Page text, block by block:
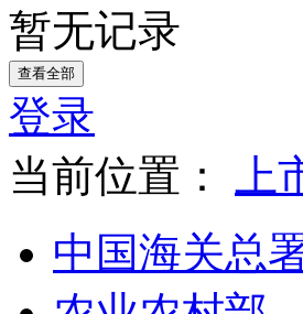
暂无记录
查看全部
登录
当前位置：
中国海关总